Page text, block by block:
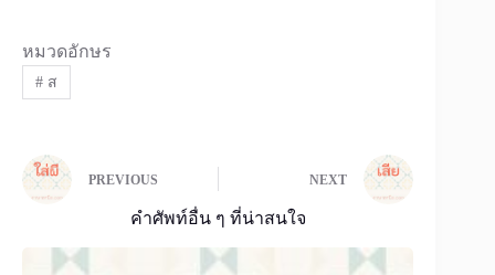
หมวดอักษร
#ส
PREVIOUS NEXT
คำศัพท์อื่น ๆ ที่น่าสนใจ